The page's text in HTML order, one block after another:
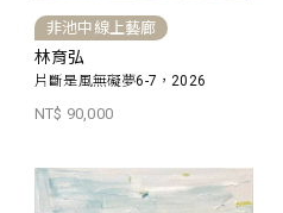
非池中線上藝廊
林育弘
片斷是風無礙夢6-7，2026
NT$ 90,000